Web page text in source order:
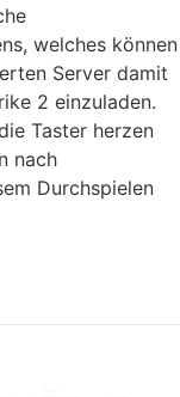
welches können
Server damit
2 einzuladen.
Taster herzen
nach
Durchspielen